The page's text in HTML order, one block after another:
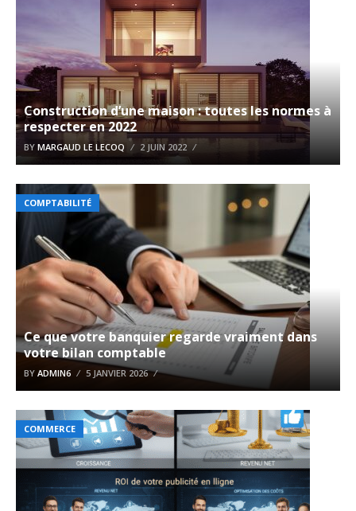
Construction d’une maison : toutes les normes à
respecter en 2022
BY MARGAUD LE LECOQ 2 JUIN 2022
COMPTABILITÉ
Ce que votre banquier regarde vraiment dans
votre bilan comptable
BY ADMIN6 5 JANVIER 2026
COMMERCE